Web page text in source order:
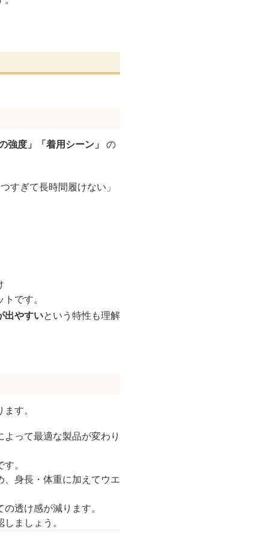
度」「着用シーン」 の
すぎて長時間履けない」
です。
出やすいという特性も理解
す。
って最適な製品が変わり
。
、身長・体重に加えてウエ
透け感が減ります。
ましょう。